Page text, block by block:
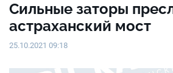
Сильные заторы
астраханский мост
25.10.2021 09:18